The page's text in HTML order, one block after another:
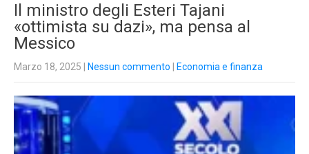
Il ministro degli Esteri Tajani
«ottimista su dazi», ma pensa al
Messico
Marzo 18, 2025 Nessun commento Economia e finanza